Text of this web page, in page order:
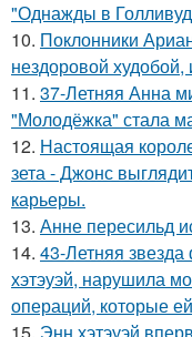
"Однажды в
10. Поклонники
нездоровой
11. 37-Летняя Анна
"Молодёжка" стала
12. Настоящая
зета - Джонс
карьеры.
13. Анне пересильд
14. 43-Летняя
хэтэуэй, нарушила
операций, которые
15. Энн хэтэуэй